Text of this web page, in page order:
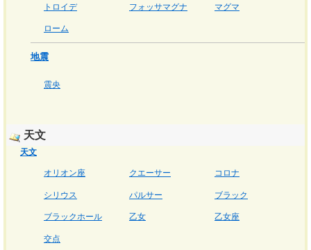
トロイデ フォッサマグナ マグマ
ローム
地震
震央
天文
天文
オリオン座 クエーサー コロナ
シリウス パルサー ブラック
ブラックホール 乙女 乙女座
交点